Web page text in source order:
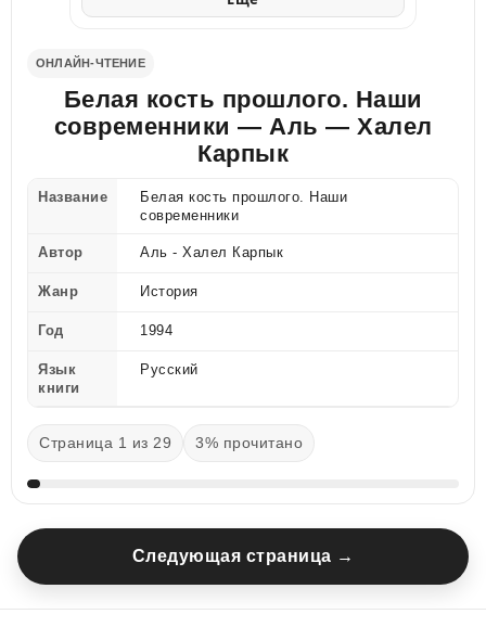
ОНЛАЙН-ЧТЕНИЕ
Белая кость прошлого. Наши
современники — Аль — Халел
Карпык
Название
Белая кость прошлого. Наши
современники
Автор Аль - Халел Карпык
Жанр История
Год 1994
Язык
книги
Русский
Страница 1 из 29 3% прочитано
Следующая страница →